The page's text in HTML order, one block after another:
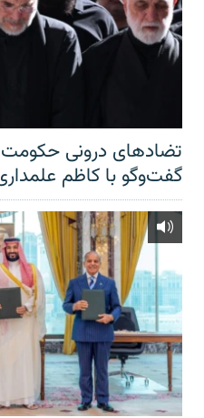
تضادهای درونی حکومت
گفت‌‌وگو با کاظم